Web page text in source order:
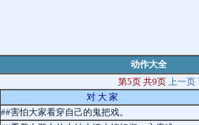
动作大全
第5页 共9页 上一页
对 大 家
##害怕大家看穿自己的鬼把戏。